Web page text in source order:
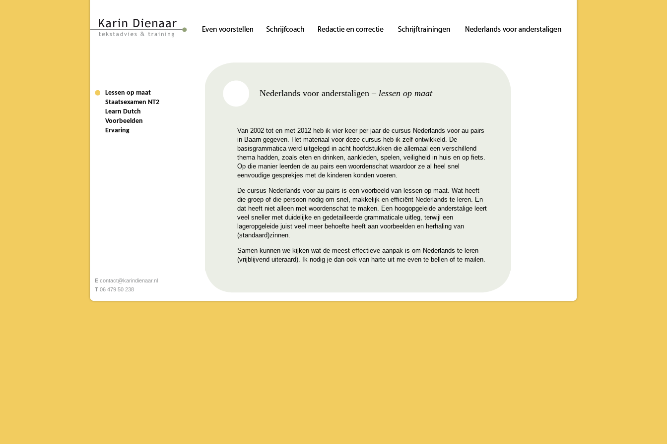
Nederlands voor anderstaligen – lessen op maat
Van 2002 tot en met 2012 heb ik vier keer per jaar de cursus Nederlands voor au pairs
in Baarn gegeven. Het materiaal voor deze cursus heb ik zelf ontwikkeld. De
basisgrammatica werd uitgelegd in acht hoofdstukken die allemaal een verschillend
thema hadden, zoals eten en drinken, aankleden, spelen, veiligheid in huis en op fiets.
Op die manier leerden de au pairs een woordenschat waardoor ze al heel snel
eenvoudige gesprekjes met de kinderen konden voeren.
De cursus Nederlands voor au pairs is een voorbeeld van lessen op maat. Wat heeft
die groep of die persoon nodig om snel, makkelijk en efficiënt Nederlands te leren. En
dat heeft niet alleen met woordenschat te maken. Een hoogopgeleide anderstalige leert
veel sneller met duidelijke en gedetailleerde grammaticale uitleg, terwijl een
lageropgeleide juist veel meer behoefte heeft aan voorbeelden en herhaling van
(standaard)zinnen.
Samen kunnen we kijken wat de meest effectieve aanpak is om Nederlands te leren
(vrijblijvend uiteraard). Ik nodig je dan ook van harte uit me even te bellen of te mailen.
Lessen op maat
Staatsexamen NT2
Learn Dutch
Voorbeelden
Ervaring
E contact@karindienaar.nl
T 06 479 50 238